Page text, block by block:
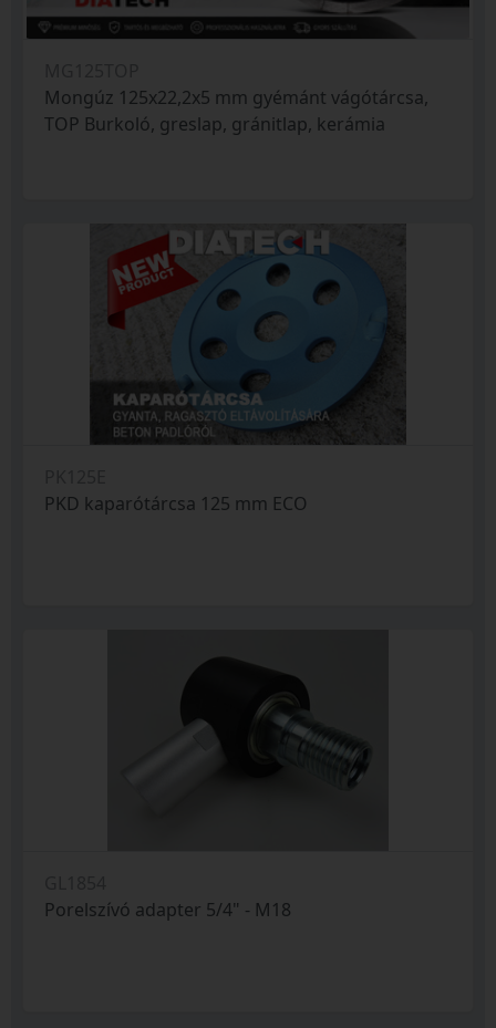
Mongúz 125x22,2x5 mm gyémánt vágótárcsa,
TOP Burkoló, greslap, gránitlap, kerámia
PKD kaparótárcsa 125 mm ECO
Porelszívó adapter 5/4" - M18